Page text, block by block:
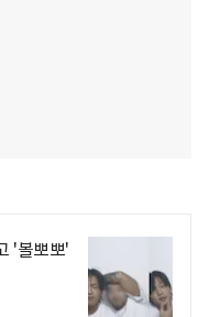
'볼뽀뽀'